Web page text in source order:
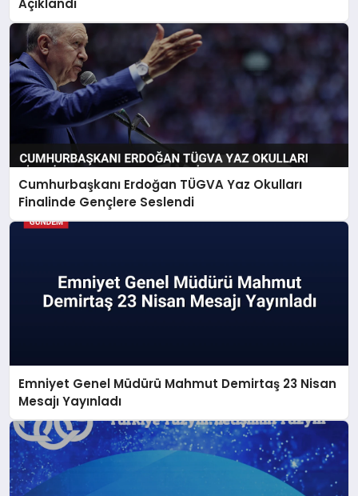
Cumhurbaşkanı Erdoğan TÜGVA Yaz Okulları
Finalinde Gençlere Seslendi
Emniyet Genel Müdürü Mahmut Demirtaş 23 Nisan
Mesajı Yayınladı